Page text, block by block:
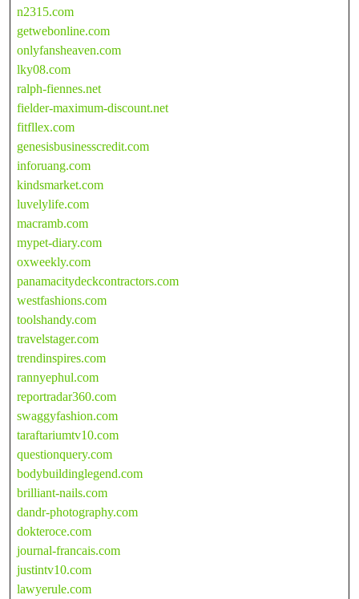
n2315.com
getwebonline.com
onlyfansheaven.com
lky08.com
ralph-fiennes.net
fielder-maximum-discount.net
fitfllex.com
genesisbusinesscredit.com
inforuang.com
kindsmarket.com
luvelylife.com
macramb.com
mypet-diary.com
oxweekly.com
panamacitydeckcontractors.com
westfashions.com
toolshandy.com
travelstager.com
trendinspires.com
rannyephul.com
reportradar360.com
swaggyfashion.com
taraftariumtv10.com
questionquery.com
bodybuildinglegend.com
brilliant-nails.com
dandr-photography.com
dokteroce.com
journal-francais.com
justintv10.com
lawyerule.com